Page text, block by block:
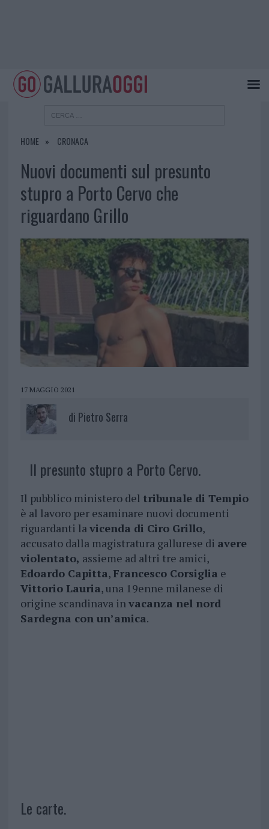
HOME CRONACA
Nuovi documenti sul presunto
stupro a Porto Cervo che
riguardano Grillo
17 MAGGIO 2021
di Pietro Serra
Il presunto stupro a Porto Cervo.
Il pubblico ministero del tribunale di Tempio
è al lavoro per esaminare nuovi documenti
riguardanti lavicenda di Ciro Grillo,
accusato dalla magistratura gallurese di avere
violentato, assieme ad altri tre amici,
Edoardo Capitta, Francesco Corsiglia e
Vittorio Lauria, una 19enne milanese di
origine scandinava invacanza nel nord
Sardegna con un’amica.
Le carte.